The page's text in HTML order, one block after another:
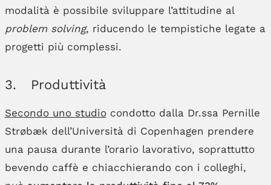
modalità è possibile sviluppare l’attitudine al
problem solving, riducendo le tempistiche legate a
progetti più complessi.
3. Produttività
Secondo uno studiocondotto dalla Dr.ssa Pernille
Strøbæk dell’Università di Copenhagen prendere
una pausa durante l’orario lavorativo, soprattutto
bevendo caffè e chiacchierando con i colleghi,